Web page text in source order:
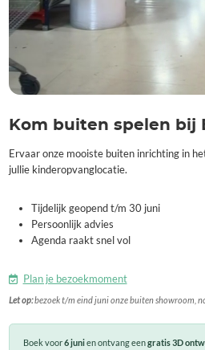
Kom buiten spelen bij
Ervaar onze mooiste buiten inrichting in
jullie kinderopvanglocatie.
Tijdelijk geopend t/m 30 juni
Persoonlijk advies
Agenda raakt snel vol
Plan je bezoekmoment
Let op:bezoek t/m eind juni onze buiten showroom,
Boek voor6 junien ontvang eengratis 3D